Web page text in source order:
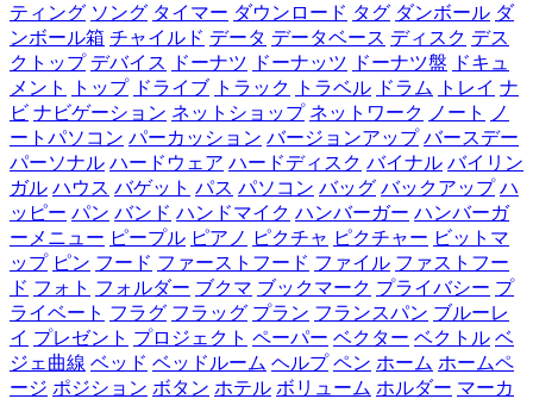
ティング ソング タイマー ダウンロード タグ ダンボール ダ
ンボール箱 チャイルド データ データベース ディスク デス
クトップ デバイス ドーナツ ドーナッツ ドーナツ盤 ドキュ
メント
トップ ドライブ トラック トラベル ドラム トレイ ナ
ビ ナビゲーション ネットショップ ネットワーク ノート
ノ
ートパソコン パーカッション バージョンアップ バースデー
パーソナル ハードウェア ハードディスク バイナル バイリン
ガル ハウス バゲット パス パソコン バッグ バックアップ ハ
ッピー パン バンド ハンドマイク ハンバーガー ハンバーガ
ーメニュー ピープル ピアノ ピクチャ ピクチャー ビットマ
ップ ピン フード ファーストフード ファイル ファストフー
ド フォト フォルダー ブクマ ブックマーク プライバシー プ
ライベート フラグ フラッグ プラン フランスパン ブルーレ
イ プレゼント プロジェクト ペーパー ベクター ベクトル ベ
ジェ曲線 ベッド ベッドルーム ヘルプ ペン ホーム ホームペ
ージ ポジション ボタン ホテル ボリューム ホルダー マーカ